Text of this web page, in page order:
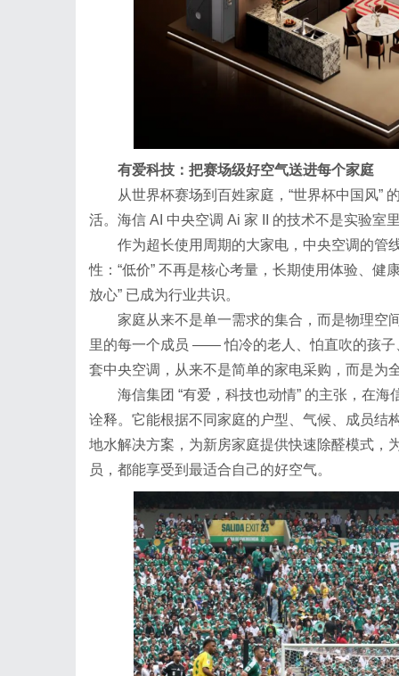
有爱科技：把赛场级好空气送进每个家庭
从世界杯赛场到百姓家庭，“世界杯中国风”
活。海信 AI 中央空调 Ai 家 II 的技术不是实验室
作为超长使用周期的大家电，中央空调的管
性：“低价” 不再是核心考量，长期使用体验、健
放心” 已成为行业共识。
家庭从来不是单一需求的集合，而是物理空
里的每一个成员 —— 怕冷的老人、怕直吹的孩
套中央空调，从来不是简单的家电采购，而是为
海信集团 “有爱，科技也动情” 的主张，在
诠释。它能根据不同家庭的户型、气候、成员结
地水解决方案，为新房家庭提供快速除醛模式，
员，都能享受到最适合自己的好空气。